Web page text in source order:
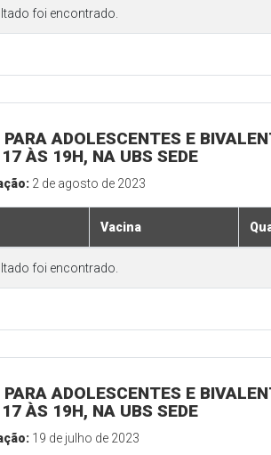
foi encontrado.
PARA ADOLESCENTES E
ÀS 19H, NA UBS SEDE
2 de agosto de 2023
Vacina
foi encontrado.
PARA ADOLESCENTES E
ÀS 19H, NA UBS SEDE
19 de julho de 2023